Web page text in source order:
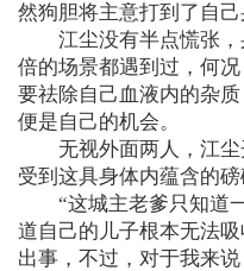
然狗胆将主意打到了自己
江尘没有半点慌张，
倍的场景都遇到过，何
要祛除自己血液内的杂
便是自己的机会。
无视外面两人，江尘
受到这具身体内蕴含的
“这城主老爹只知道一
道自己的儿子根本无法
出事，不过，对于我来